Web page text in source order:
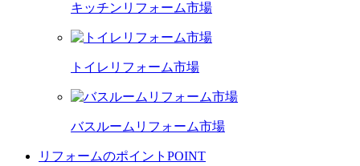
キッチンリフォーム市場
トイレリフォーム市場
バスルームリフォーム市場
リフォームのポイント POINT